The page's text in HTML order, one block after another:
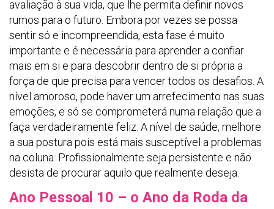
avaliação à sua vida, que lhe permita definir novos
rumos para o futuro. Embora por vezes se possa
sentir só e incompreendida, esta fase é muito
importante e é necessária para aprender a confiar
mais em si e para descobrir dentro de si própria a
força de que precisa para vencer todos os desafios. A
nível amoroso, pode haver um arrefecimento nas suas
emoções, e só se comprometerá numa relação que a
faça verdadeiramente feliz. A nível de saúde, melhore
a sua postura pois está mais susceptível a problemas
na coluna. Profissionalmente seja persistente e não
desista de procurar aquilo que realmente deseja.
Ano Pessoal 10 – o Ano da Roda da